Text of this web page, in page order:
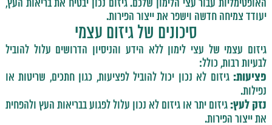
האופטימליות עבור עצי הלימון שלכם. גיזום נכון יבטיח את בריאות העץ,
יעודד צמיחה חדשה וישפר את ייצור הפירות.
סיכונים של גיזום עצמי
גיזום עצמי של עצי לימון ללא הידע והניסיון הדרושים עלול להוביל
לבעיות רבות, כולל:
פציעות:גיזום לא נכון יכול להוביל לפציעות, כגון חתכים, שריטות או
נפילות.
נזק לעץ:גיזום יתר או גיזום לא נכון עלול לפגוע בבריאות העץ ולהפחית
את ייצור הפירות.